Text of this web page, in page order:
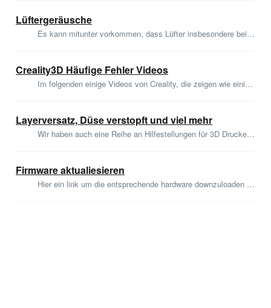
Lüftergeräusche
Es kann mitunter vorkommen, dass Lüfter insbesondere bei langer Standzeit oder ausgiebiger Benutzung Öl verlieren oder dieses in Teilen diffundiert. Resulta...
Creality3D Häufige Fehler Videos
Im folgenden einige Videos von Creality, die zeigen wie einige Probleme behoben werden können. Das ist aber nur die Spitze des Eisbergs. Auf Youtube und and...
Layerversatz, Düse verstopft und viel mehr
Wir haben auch eine Reihe an Hilfestellungen für 3D Drucker, die wir ganz Herstellerunabhängig gestaltet haben. Sehen Sie im Bereich Herstellerunabhängige H...
Firmware aktualiesieren
Hier ein link um die entsprechende hardware downzuloaden https://www.creality.com/pages/download-cr-x-pro